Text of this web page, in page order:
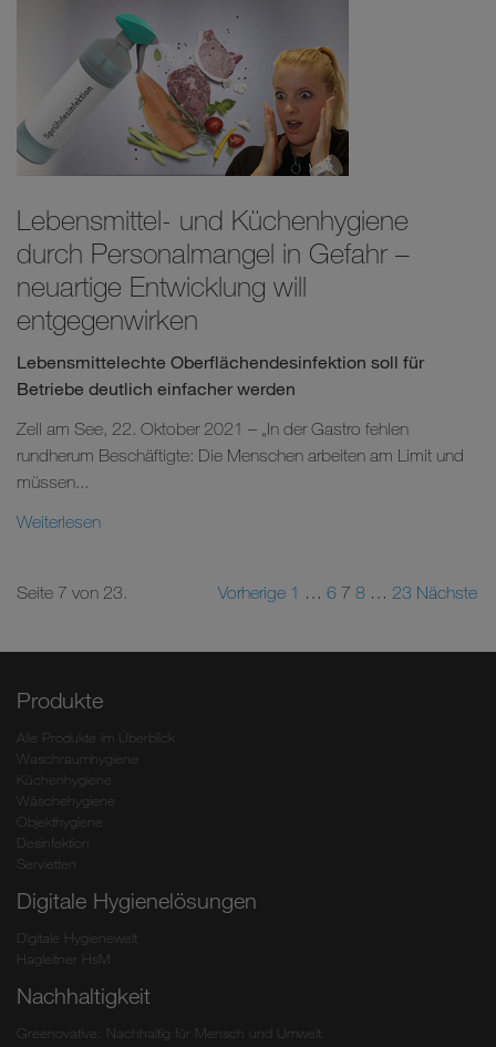
Lebensmittel- und Küchenhygiene
durch Personalmangel in Gefahr –
neuartige Entwicklung will
entgegenwirken
Lebensmittelechte Oberflächendesinfektion soll für
Betriebe deutlich einfacher werden
Zell am See, 22. Oktober 2021 – „In der Gastro fehlen
rundherum Beschäftigte: Die Menschen arbeiten am Limit und
müssen...
Weiterlesen
Seite 7 von 23. Vorherige 1 … 6 7 8 … 23 Nächste
Produkte
Alle Produkte im Überblick
Waschraumhygiene
Küchenhygiene
Wäschehygiene
Objekthygiene
Desinfektion
Servietten
Digitale Hygienelösungen
Digitale Hygienewelt
Hagleitner HsM
Nachhaltigkeit
Greenovative: Nachhaltig für Mensch und Umwelt.